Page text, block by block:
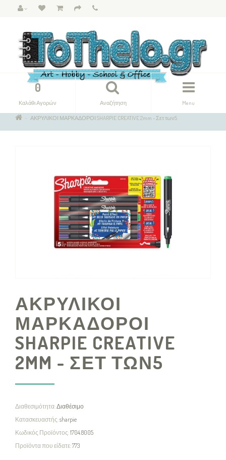
Menu
Αναζήτηση
0
Καλάθι Αγορών
ΑΚΡΥΛΙΚΟΙ ΜΑΡΚΑΔΟΡΟΙ SHARPIE CREATIVE 2mm - Σετ των5
ΑΚΡΥΛΙΚΟΙ
ΜΑΡΚΑΔΟΡΟΙ
SHARPIE CREATIVE
2MM - ΣΕΤ ΤΩΝ5
Διαθεσιμότητα:Διαθέσιμο
Κατασκευαστής:sharpie
Κωδικός Προϊόντος:1704.8005
Προϊόντα που είδατε:773